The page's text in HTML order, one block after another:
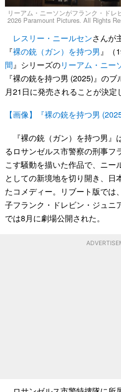
リーアム・ニーソンがフランク・ド
2026 Paramount Pictures. All Rights
レスリー・ニールセンさんが
『裸の銃（ガン）を持つ男』（
間』シリーズのリーアム・ニー
『裸の銃を持つ男 (2025)』の
月21日に発売されることが決定
【画像】『裸の銃を持つ男
『裸の銃（ガン）を持つ男』
るロサンゼルス市警察の刑事フ
こす騒動を描いた作品で、ニー
としての新境地を切り開き、日
たコメディー。リブート版では
子フランク・ドレビン・ジュニ
では8月に劇場公開された。